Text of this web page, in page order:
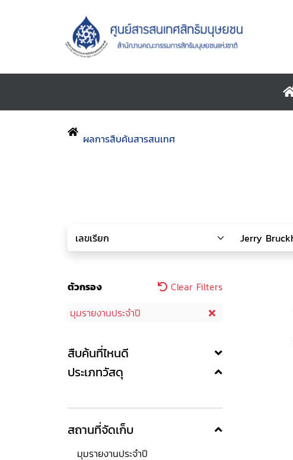
ผลการสืบค้นสารสนเทศ
ตัวกรอง
Clear Filters
มุมรายงานประจำปี
สืบค้นที่ไหนดี
ประเภทวัสดุ
สถานที่จัดเก็บ
มุมรายงานประจำปี